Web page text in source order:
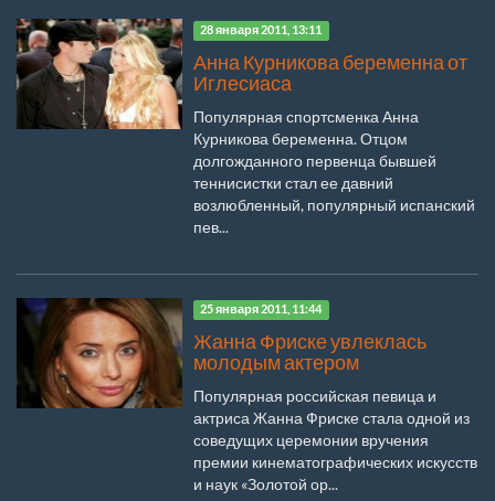
28 января 2011, 13:11
Анна Курникова беременна от
Иглесиаса
Популярная спортсменка Анна
Курникова беременна. Отцом
долгожданного первенца бывшей
теннисистки стал ее давний
возлюбленный, популярный испанский
пев...
25 января 2011, 11:44
Жанна Фриске увлеклась
молодым актером
Популярная российская певица и
актриса Жанна Фриске стала одной из
соведущих церемонии вручения
премии кинематографических искусств
и наук «Золотой ор...